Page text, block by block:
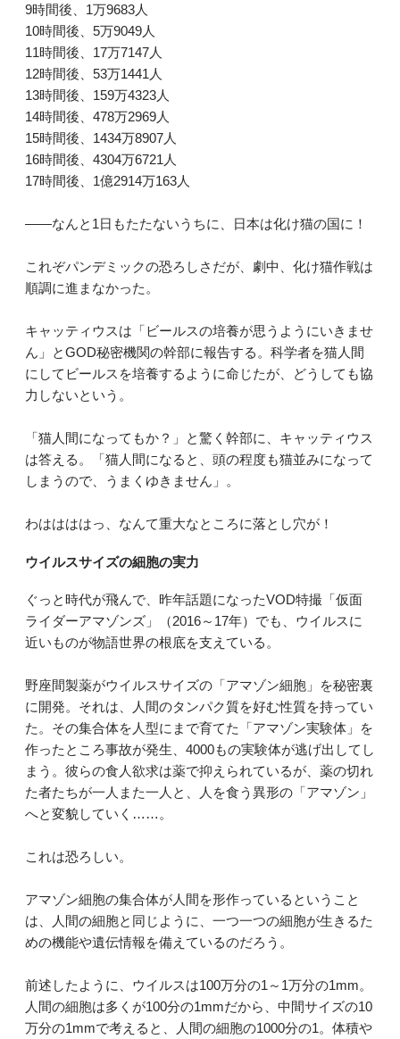
9時間後、1万9683人
10時間後、5万9049人
11時間後、17万7147人
12時間後、53万1441人
13時間後、159万4323人
14時間後、478万2969人
15時間後、1434万8907人
16時間後、4304万6721人
17時間後、1億2914万163人
――なんと1日もたたないうちに、日本は化け猫の国に！
これぞパンデミックの恐ろしさだが、劇中、化け猫作戦は
順調に進まなかった。
キャッティウスは「ビールスの培養が思うようにいきませ
ん」とGOD秘密機関の幹部に報告する。科学者を猫人間
にしてビールスを培養するように命じたが、どうしても協
力しないという。
「猫人間になってもか？」と驚く幹部に、キャッティウス
は答える。「猫人間になると、頭の程度も猫並みになって
しまうので、うまくゆきません」。
わははははっ、なんて重大なところに落とし穴が！
ウイルスサイズの細胞の実力
ぐっと時代が飛んで、昨年話題になったVOD特撮「仮面
ライダーアマゾンズ」（2016～17年）でも、ウイルスに
近いものが物語世界の根底を支えている。
野座間製薬がウイルスサイズの「アマゾン細胞」を秘密裏
に開発。それは、人間のタンパク質を好む性質を持ってい
た。その集合体を人型にまで育てた「アマゾン実験体」を
作ったところ事故が発生、4000もの実験体が逃げ出してし
まう。彼らの食人欲求は薬で抑えられているが、薬の切れ
た者たちが一人また一人と、人を食う異形の「アマゾン」
へと変貌していく……。
これは恐ろしい。
アマゾン細胞の集合体が人間を形作っているということ
は、人間の細胞と同じように、一つ一つの細胞が生きるた
めの機能や遺伝情報を備えているのだろう。
前述したように、ウイルスは100万分の1～1万分の1mm。
人間の細胞は多くが100分の1mmだから、中間サイズの10
万分の1mmで考えると、人間の細胞の1000分の1。体積や